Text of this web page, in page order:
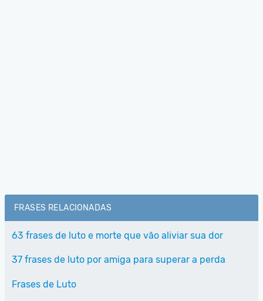
FRASES RELACIONADAS
63 frases de luto e morte que vão aliviar sua dor
37 frases de luto por amiga para superar a perda
Frases de Luto